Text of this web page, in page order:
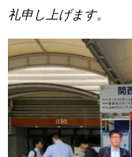
礼申し上げます。